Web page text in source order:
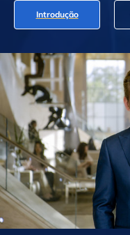
Introdução